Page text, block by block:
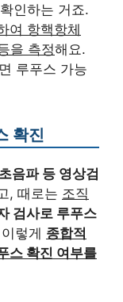
인하는 거죠.
여 항핵항체
을 측정해요.
루푸스 가능
확진
음파 등 영상검
, 때로는 조직
검사로 루푸스
렇게 종합적
스 확진 여부를